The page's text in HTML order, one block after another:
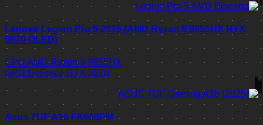
Lenovo Legion Pro 5 2025 (AMD Ryzen 9 9955HX RTX
5070 OLED)
CPU AMD Ryzen 9 9955HX
GPU GeForce RTX 5070
Asus TUF A16 FA608PM